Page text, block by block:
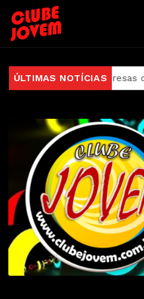
ÚLTIMAS NOTÍCIAS
empresas donas de